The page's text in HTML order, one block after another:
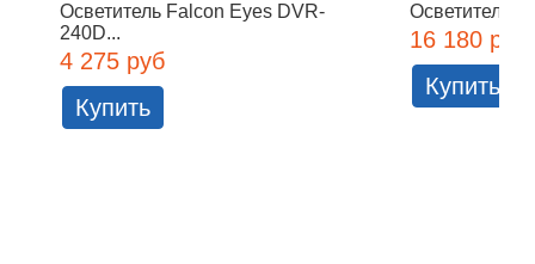
Осветитель Falcon Eyes DVR-
240D...
4 275 руб
Купить
Осветитель
16 180 руб
Купить